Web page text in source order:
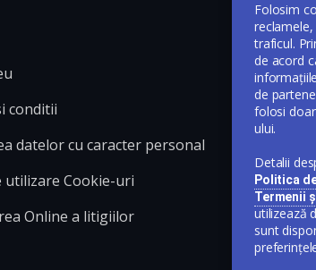
conditii
datelor cu caracter personal
utilizare Cookie-uri
Online a litigiilor
Folosim
traficul.
de acord
de
folosi
ului.
Detalii
Politica
Termenii
utilizează
sunt